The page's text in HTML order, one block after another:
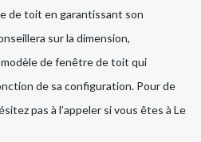
de toit en garantissant son
sur la dimension,
de fenêtre de toit qui
de sa configuration. Pour de
pas à l’appeler si vous êtes à Le